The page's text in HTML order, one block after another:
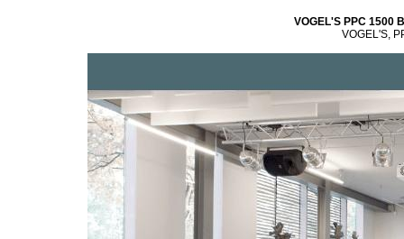
VOGEL'S PPC 1500
VOGEL'S,